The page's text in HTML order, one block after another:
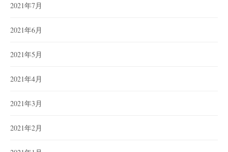
2021年7月
2021年6月
2021年5月
2021年4月
2021年3月
2021年2月